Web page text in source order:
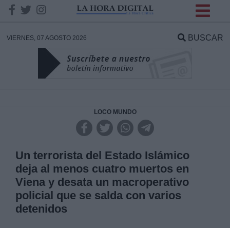
VIERNES, 07 AGOSTO 2026 BUSCAR
LOCO MUNDO
Un terrorista del Estado Islámico
deja al menos cuatro muertos en
Viena y desata un macroperativo
policial que se salda con varios
detenidos
DATOS
Responsable:
Legitimación:
Destinatarios: